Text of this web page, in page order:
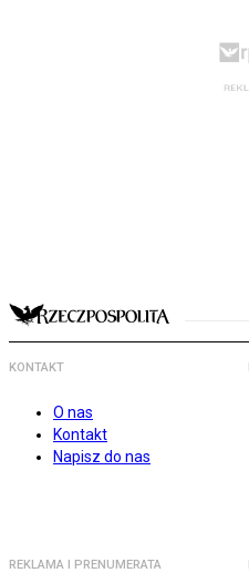
KONTAKT
O nas
Kontakt
Napisz do nas
REKLAMA I PRENUMERATA